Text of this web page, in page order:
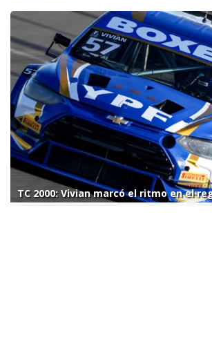
TC 2000: Vivian marcó el ritmo en el